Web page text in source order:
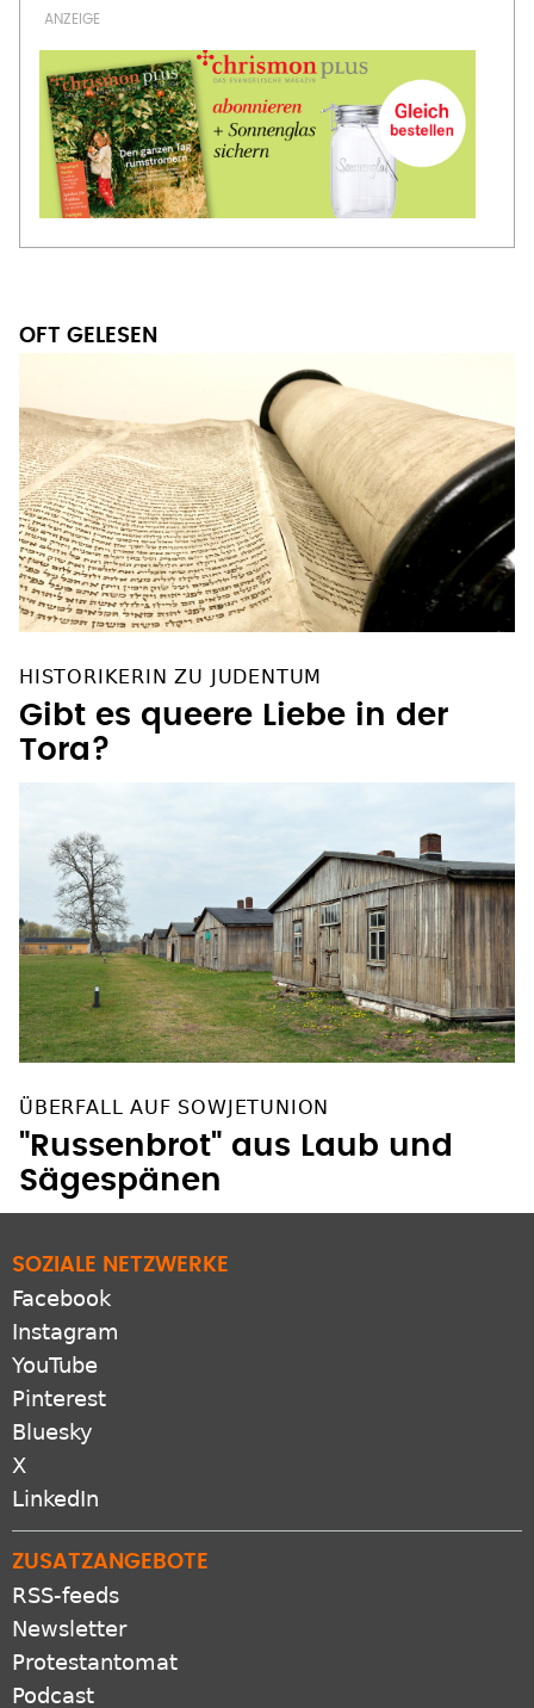
OFT GELESEN
HISTORIKERIN ZU JUDENTUM
Gibt es queere Liebe in der
Tora?
ÜBERFALL AUF SOWJETUNION
"Russenbrot" aus Laub und
Sägespänen
SOZIALE NETZWERKE
Facebook
Instagram
YouTube
Pinterest
Bluesky
X
LinkedIn
ZUSATZANGEBOTE
RSS-feeds
Newsletter
Protestantomat
Podcast